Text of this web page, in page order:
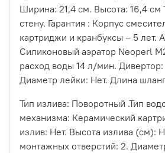
Ширина: 21,4 см. Высота: 16,4 см
стену. Гарантия : Корпус
картриджи и кранбуксы – 5 лет.
Силиконовый аэратор Neoperl
расход воды 14 л/мин.
Диаметр лейки: Нет. Длина
Тип излива: Поворотный .Тип
механизма: Керамический
излив: Нет. Высота излива (см):
монтажных отверстий: 2.